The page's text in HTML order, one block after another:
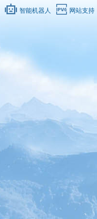
智能机器人 网站支持